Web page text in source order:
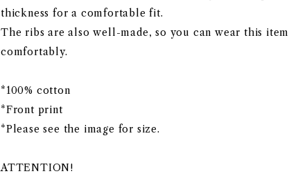
thickness for a comfortable fit.
The ribs are also well-made, so you can wear this item
comfortably.
*100% cotton
*Front print
*Please see the image for size.
ATTENTION!